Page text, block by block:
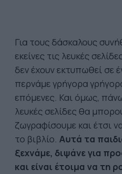
Για τους δάσκαλους
εκείνες τις λευκές
δεν έχουν εκτυπωθεί σε
περνάμε γρήγορα
επόμενες. Και όμως,
λευκές σελίδες θα
ζωγραφίσουμε και έτσι
το βιβλίο. Αυτά τα
ξεχνάμε, διψάνε για
και είναι έτοιμα να τη